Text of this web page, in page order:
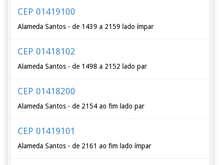
CEP 01419100
Alameda Santos - de 1439 a 2159 lado ímpar
CEP 01418102
Alameda Santos - de 1498 a 2152 lado par
CEP 01418200
Alameda Santos - de 2154 ao fim lado par
CEP 01419101
Alameda Santos - de 2161 ao fim lado ímpar